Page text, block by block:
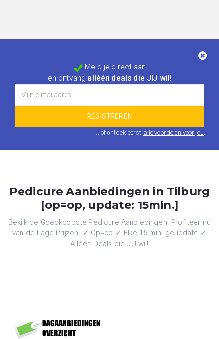
Meld je direct aan
en ontvang alléén deals die JIJ wil !
...of ontdek eerst alle voordelen voor jou.
Pedicure Aanbiedingen in Tilburg
[op=op, update: 15min.]
Bekijk de Goedkoopste Pedicure Aanbiedingen. Profiteer nú
van de Lage Prijzen. ✓ Op=op ✓ Elke 15 min. geupdate ✓
Alléén Deals die JIJ wil!